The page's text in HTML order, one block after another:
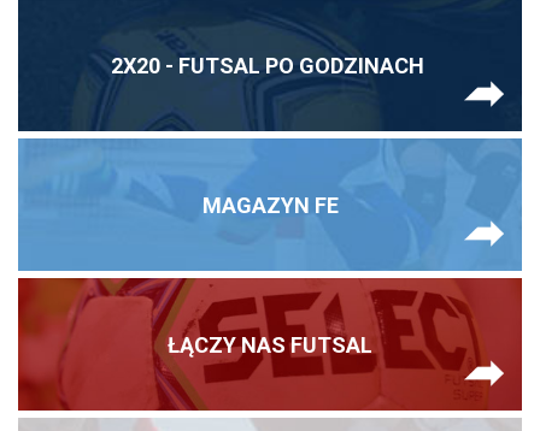
2X20 - FUTSAL PO GODZINACH
MAGAZYN FE
ŁĄCZY NAS FUTSAL